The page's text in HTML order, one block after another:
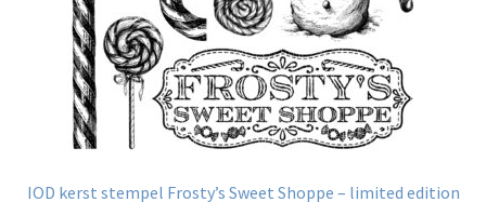
IOD kerst stempel Frosty’s Sweet Shoppe – limited edition